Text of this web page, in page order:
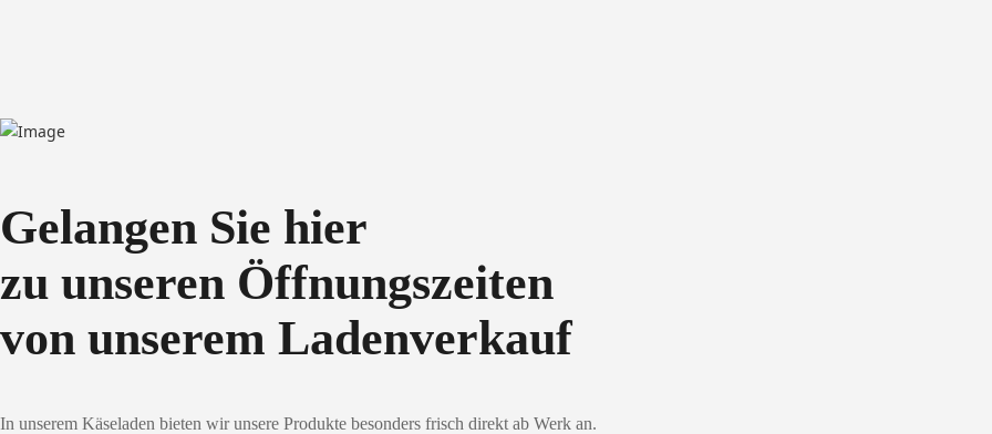
Gelangen Sie hier
zu unseren Öffnungszeiten
von unserem Ladenverkauf
In unserem Käseladen bieten wir unsere Produkte besonders frisch direkt ab Werk an.